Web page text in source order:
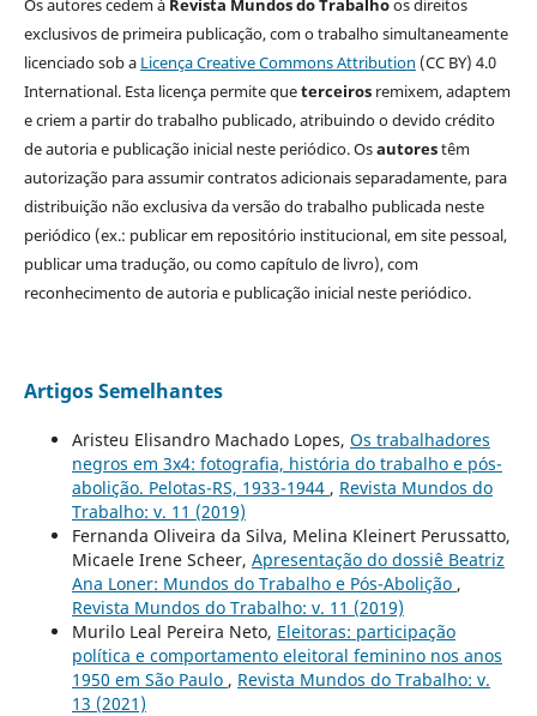
Os autores cedem à Revista Mundos do Trabalhoos direitos
exclusivos de primeira publicação, com o trabalho simultaneamente
licenciado sob a Licença Creative Commons Attribution (CC BY) 4.0
International. Esta licença permite queterceirosremixem, adaptem
e criem a partir do trabalho publicado, atribuindo o devido crédito
de autoria e publicação inicial neste periódico. Osautorestêm
autorização para assumir contratos adicionais separadamente, para
distribuição não exclusiva da versão do trabalho publicada neste
periódico (ex.: publicar em repositório institucional, em site pessoal,
publicar uma tradução, ou como capítulo de livro), com
reconhecimento de autoria e publicação inicial neste periódico.
Artigos Semelhantes
Aristeu Elisandro Machado Lopes, Os trabalhadores
negros em 3x4: fotografia, história do trabalho e pós-
abolição. Pelotas-RS, 1933-1944 , Revista Mundos do
Trabalho: v. 11 (2019)
Fernanda Oliveira da Silva, Melina Kleinert Perussatto,
Micaele Irene Scheer, Apresentação do dossiê Beatriz
Ana Loner: Mundos do Trabalho e Pós-Abolição ,
Revista Mundos do Trabalho: v. 11 (2019)
Murilo Leal Pereira Neto, Eleitoras: participação
política e comportamento eleitoral feminino nos anos
1950 em São Paulo , Revista Mundos do Trabalho: v.
13 (2021)